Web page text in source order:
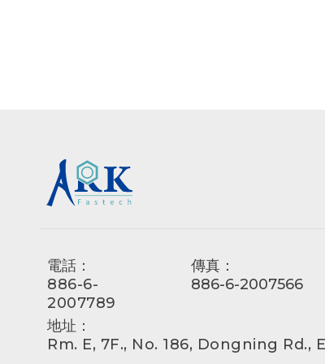
電話：
886-6-
2007789
傳真：
886-6-2007566
地址：
Rm. E, 7F., No. 186, Dongning Rd.,